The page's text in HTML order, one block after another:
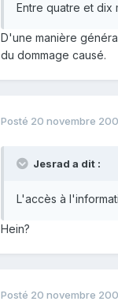
Entre quatre et dix
D'une manière
du dommage causé.
Posté 20 novembre
Jesrad a dit :
L'accès à
Hein?
Posté 20 novembre